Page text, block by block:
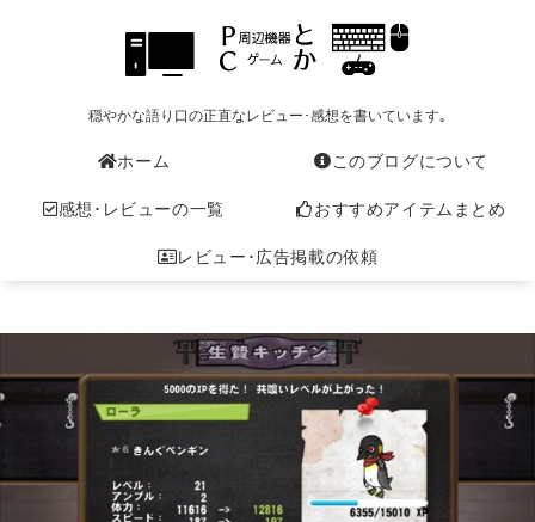
穏やかな語り口の正直なレビュー･感想を書いています｡
ホーム このブログについて
感想･レビューの一覧 おすすめアイテムまとめ
レビュー･広告掲載の依頼